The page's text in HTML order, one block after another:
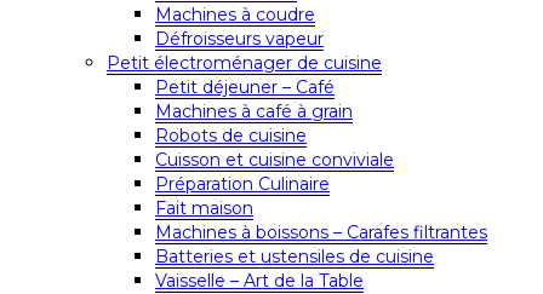
Machines à coudre
Défroisseurs vapeur
Petit électroménager de cuisine
Petit déjeuner – Café
Machines à café à grain
Robots de cuisine
Cuisson et cuisine conviviale
Préparation Culinaire
Fait maison
Machines à boissons – Carafes filtrantes
Batteries et ustensiles de cuisine
Vaisselle – Art de la Table